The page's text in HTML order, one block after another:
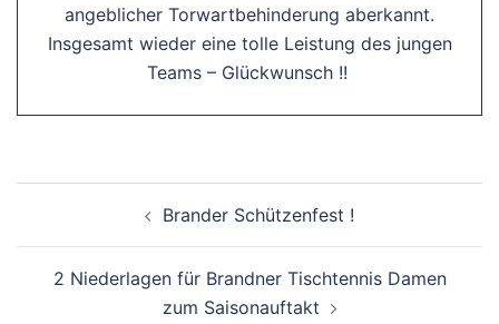
angeblicher Torwartbehinderung aberkannt.
Insgesamt wieder eine tolle Leistung des jungen
Teams – Glückwunsch !!
Brander Schützenfest !
2 Niederlagen für Brandner Tischtennis Damen
zum Saisonauftakt